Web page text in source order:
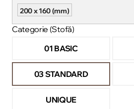
200 x 160 (mm)
Categorie (Stofă)
01 BASIC
03 STANDARD
UNIQUE